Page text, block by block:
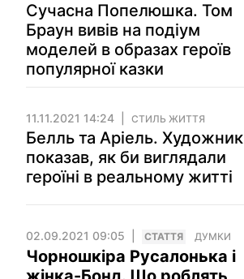
Сучасна Попелюшка. Том
Браун вивів на подіум
моделей в образах героїв
популярної казки
11.11.2021 14:24 СТИЛЬ ЖИТТЯ
Белль та Аріель. Художник
показав, як би виглядали
героїні в реальному житті
02.09.2021 09:05 СТАТТЯ ДУМКИ
Чорношкіра Русалонька і